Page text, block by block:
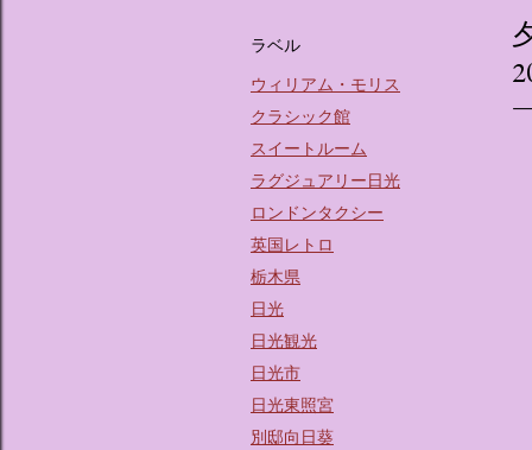
ラベル
ウィリアム・モリス
クラシック館
スイートルーム
ラグジュアリー日光
ロンドンタクシー
英国レトロ
栃木県
日光
日光観光
日光市
日光東照宮
別邸向日葵